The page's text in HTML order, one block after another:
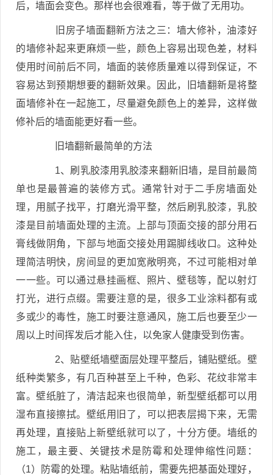
后，墙面会变色。那样也会很难看，等于做了无用功。
旧房子墙面翻新方法之三：墙大修补，油漆好
的墙修补起来更麻烦一些，颜色上容易出现色差，材料
使用时间前后不同，墙面的装修质量难以得到保证，不
容易达到预期想要的翻新效果。因此，旧墙翻新是将整
面墙修补在一起施工，尽量避免颜色上的差异，这样做
修补后的墙面能更好看一些。
旧墙翻新最简单的方法
1、刷乳胶漆用乳胶漆来翻新旧墙，是目前最简
单也是最普遍的装修方式。通常针对于二手房墙面处
理，用腻子找平，打磨光滑平整，然后刷乳胶漆，乳胶
漆是目前墙面处理的主流。上部与顶面交接的部分用石
膏线做阴角，下部与地面交接处用踢脚线收口。这种处
理简洁明快，房间显的更加宽敞明亮，不过可能相对单
一一些。可以通过悬挂画框、照片、壁毯等，配以射灯
打光，进行点缀。需要注意的是，很多工业涂料都有或
多或少的毒性，施工时要注意通风，施工后也要至少一
周以上时间挥发后才能入住，以免家人健康受到伤害。
2、贴壁纸墙壁面层处理平整后，铺贴壁纸。壁
纸种类繁多，有几百种甚至上千种，色彩、花纹非常丰
富。壁纸脏了，清洁起来也很简单，新型壁纸都可以用
湿布直接擦拭。壁纸用旧了，可以把表层揭下来，无需
再处理，直接贴上新壁纸就可以了，十分方便。墙纸的
施工，最主要、关键技术是防霉和处理伸缩性问题：
（1）防霉的处理。粘贴墙纸前，需要先把基面处理好，